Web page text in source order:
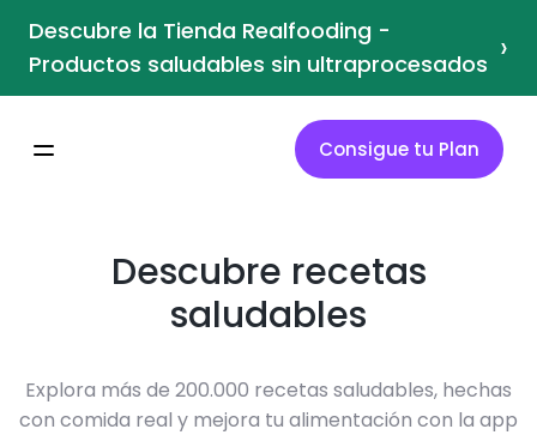
Descubre la Tienda Realfooding -
Productos saludables sin ultraprocesados ›
Consigue tu Plan
Descubre recetas
saludables
Explora más de 200.000 recetas saludables, hechas
con comida real y mejora tu alimentación con la app